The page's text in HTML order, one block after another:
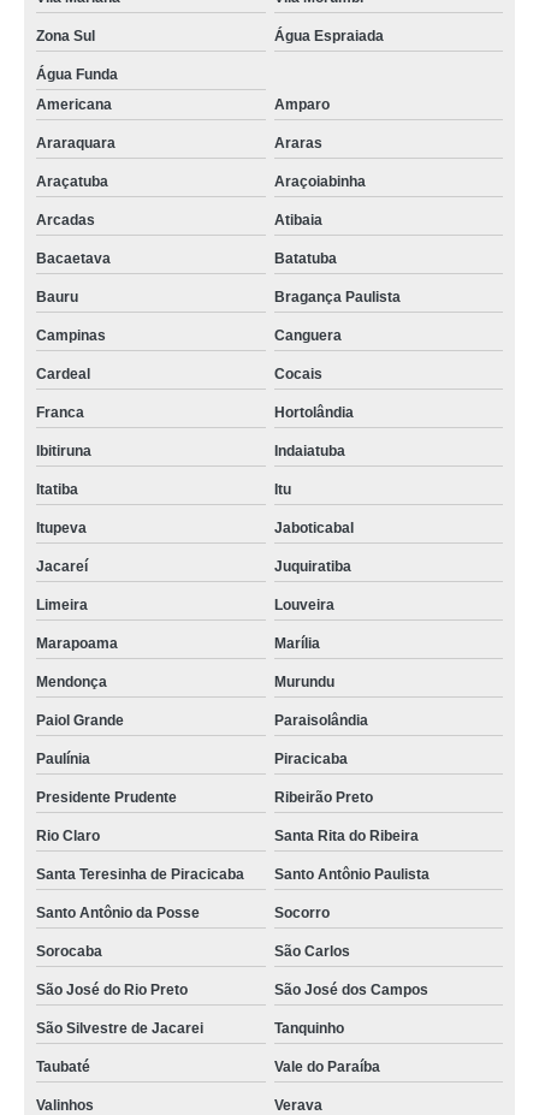
Zona Sul Água Espraiada
Água Funda
Americana
Amparo
Araraquara Araras
Araçatuba Araçoiabinha
Arcadas Atibaia
Bacaetava Batatuba
Bauru Bragança Paulista
Campinas Canguera
Cardeal Cocais
Franca Hortolândia
Ibitiruna Indaiatuba
Itatiba Itu
Itupeva Jaboticabal
Jacareí Juquiratiba
Limeira Louveira
Marapoama Marília
Mendonça Murundu
Paiol Grande Paraisolândia
Paulínia Piracicaba
Presidente Prudente Ribeirão Preto
Rio Claro Santa Rita do Ribeira
Santa Teresinha de Piracicaba Santo Antônio Paulista
Santo Antônio da Posse Socorro
Sorocaba São Carlos
São José do Rio Preto São José dos Campos
São Silvestre de Jacarei Tanquinho
Taubaté Vale do Paraíba
Valinhos Verava